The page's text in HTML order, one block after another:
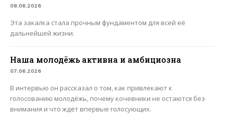
08.06.2026
Эта закалка стала прочным фундаментом для всей её
дальнейшей жизни.
Наша молодёжь активна и амбициозна
07.06.2026
В интервью он рассказал о том, как привлекают к
голосованию молодёжь, почему кочевники не остаются без
внимания и что ждёт впервые голосующих.